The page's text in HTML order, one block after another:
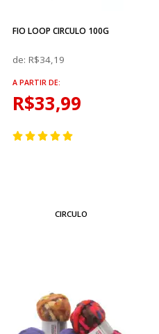
FIO LOOP CIRCULO 100G
de: R$34,19
A PARTIR DE:
R$33,99
CIRCULO